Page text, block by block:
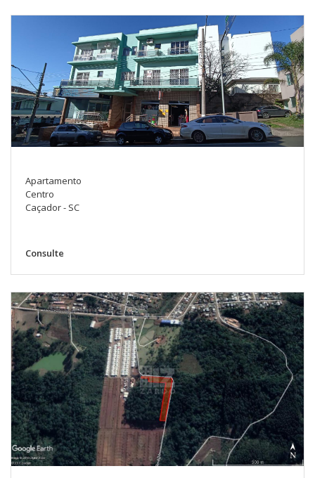
Apartamento
Centro
Caçador - SC
Consulte